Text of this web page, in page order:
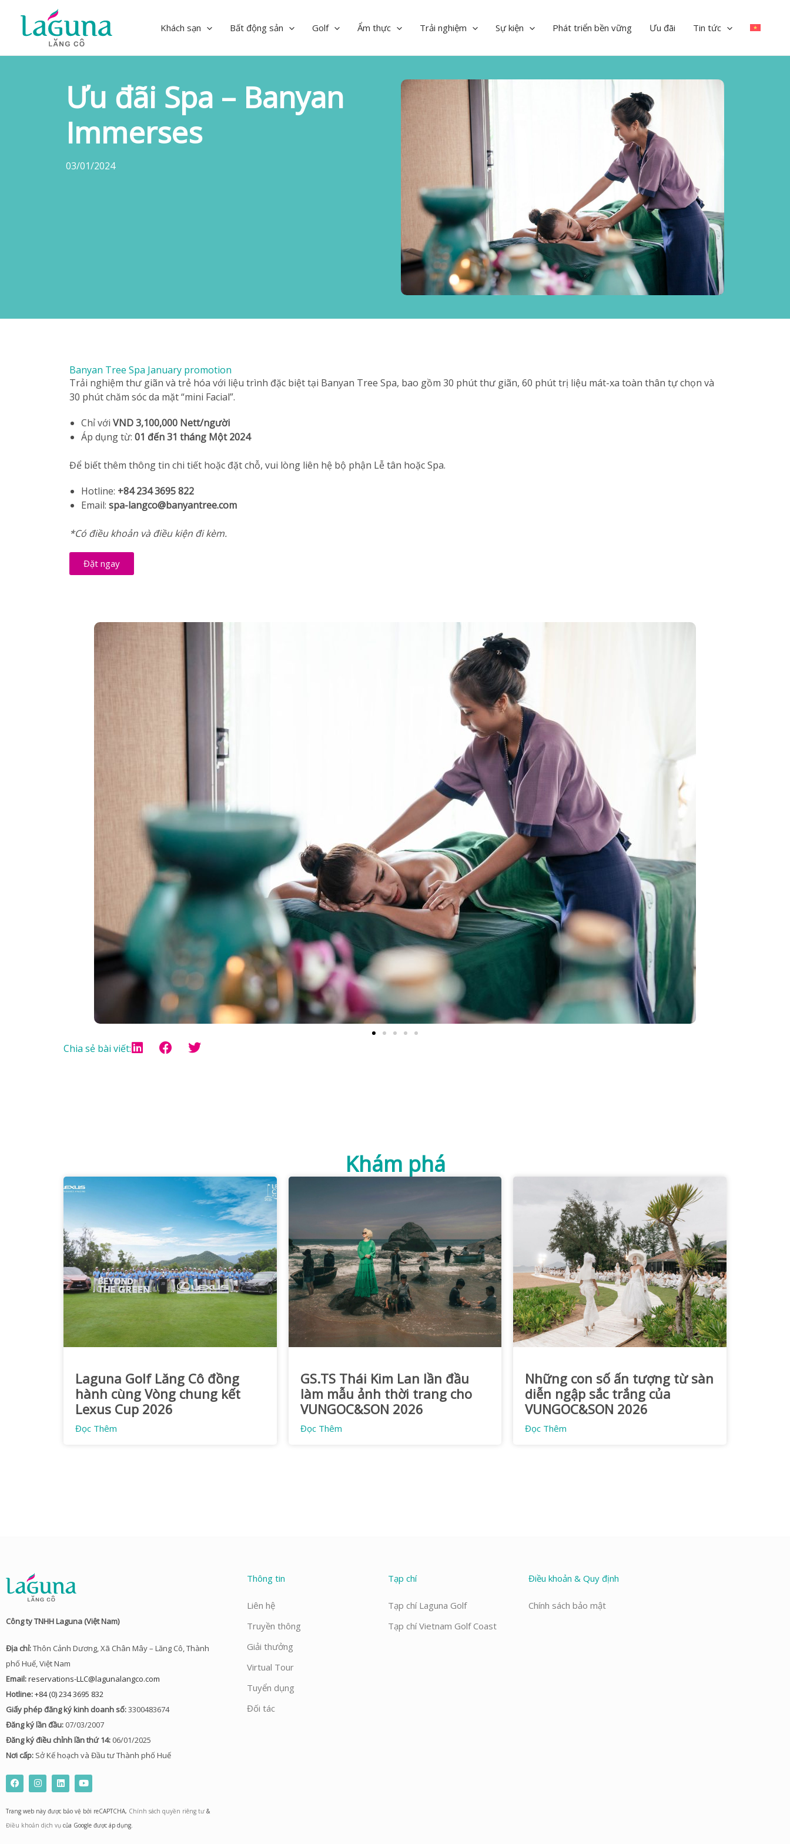
content
Khách sạn Bất động sản Golf Ẩm thực Trải nghiệm Sự kiện Phát triển bền vững Ưu đãi Tin tức
Ưu đãi Spa – Banyan
Immerses
03/01/2024
Banyan Tree Spa January promotion
Trải nghiệm thư giãn và trẻ hóa với liệu trình đặc biệt tại Banyan Tree Spa, bao gồm 30 phút thư giãn, 60 phút trị liệu mát-xa toàn thân tự chọn và
30 phút chăm sóc da mặt “mini Facial”.
Chỉ với VND 3,100,000 Nett/người
Áp dụng từ: 01 đến 31 tháng Một 2024
Để biết thêm thông tin chi tiết hoặc đặt chỗ, vui lòng liên hệ bộ phận Lễ tân hoặc Spa.
Hotline: +84 234 3695 822
Email: spa-langco@banyantree.com
*Có điều khoản và điều kiện đi kèm.
Đặt ngay
Chia sẻ bài viết:
Khám phá
Laguna Golf Lăng Cô đồng
hành cùng Vòng chung kết
Lexus Cup 2026
Đọc Thêm
GS.TS Thái Kim Lan lần đầu
làm mẫu ảnh thời trang cho
VUNGOC&SON 2026
Đọc Thêm
Những con số ấn tượng từ sàn
diễn ngập sắc trắng của
VUNGOC&SON 2026
Đọc Thêm
Công ty TNHH Laguna (Việt Nam)
Địa chỉ:Thôn Cảnh Dương, Xã Chân Mây – Lăng Cô, Thành
phố Huế, Việt Nam
Email:reservations-LLC@lagunalangco.com
Hotline:+84 (0) 234 3695 832
Giấy phép đăng ký kinh doanh số:3300483674
Đăng ký lần đầu: 07/03/2007
Đăng ký điều chỉnh lần thứ 14: 06/01/2025
Nơi cấp: Sở Kế hoạch và Đầu tư Thành phố Huế
F
a
c
b
o
o
I
n
s
a
g
r
L
i
n
e
d
i
Y
o
u
u
b
e
Trang web này được bảo vệ bởi reCAPTCHA, Chính sách quyền riêng tư &
Điều khoản dịch vụ của Google được áp dụng.
Thông tin
Liên hệ
Truyền thông
Giải thưởng
Virtual Tour
Tuyển dụng
Đối tác
Tạp chí
Tạp chí Laguna Golf
Tạp chí Vietnam Golf Coast
Điều khoản & Quy định
Chính sách bảo mật